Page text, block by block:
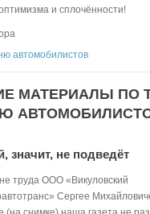
и сплочённости!
автомобилистов
МАТЕРИАЛЫ ПО
значит, не подведёт
труда ООО «Викуловский
Сергее